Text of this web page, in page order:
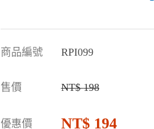
商品編號 RPI099
售價 198
優惠價 194